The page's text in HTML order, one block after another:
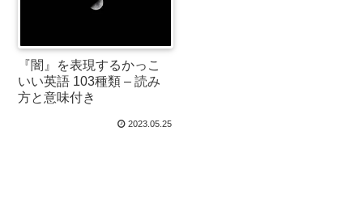
『闇』を表現するかっこ
いい英語 103種類 – 読み
方と意味付き
2023.05.25